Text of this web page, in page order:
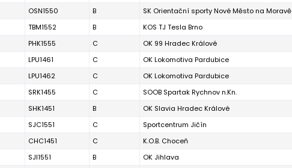
OSN1550 B SK Orientační sporty Nové Město na Moravě
TBM1552 B KOS TJ Tesla Brno
PHK1555 C OK 99 Hradec Králové
LPU1461 C OK Lokomotiva Pardubice
LPU1462 C OK Lokomotiva Pardubice
SRK1455 C SOOB Spartak Rychnov n.Kn.
SHK1451 B OK Slavia Hradec Králové
SJC1551 C Sportcentrum Jičín
CHC1451 C K.O.B. Choceň
SJI1551 B OK Jihlava